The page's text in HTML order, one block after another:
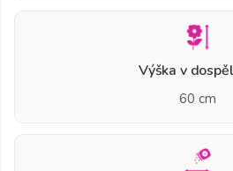
Výška v
60 cm